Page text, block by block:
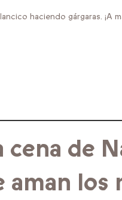
haciendo gárgaras. ¡A
cena de
aman los